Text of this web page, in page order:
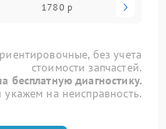
1780 р
без учета
стоимости запчастей.
бесплатную диагностику.
на неисправность.